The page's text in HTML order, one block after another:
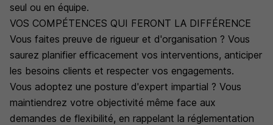
seul ou en équipe.
VOS COMPÉTENCES QUI FERONT LA DIFFÉRENCE
Vous faites preuve de rigueur et d'organisation ? Vous
saurez planifier efficacement vos interventions, anticiper
les besoins clients et respecter vos engagements.
Vous adoptez une posture d'expert impartial ? Vous
maintiendrez votre objectivité même face aux
demandes de flexibilité, en rappelant la réglementation